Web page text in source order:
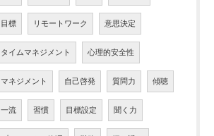
目標 リモートワーク 意思決定
タイムマネジメント 心理的安全性
マネジメント 自己啓発 質問力 傾聴
一流 習慣 目標設定 聞く力